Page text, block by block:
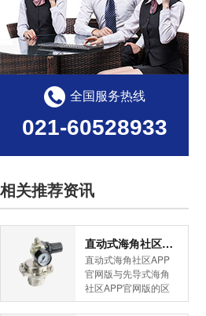
全国服务热线
021-60528933
相关推荐资讯
直动式海角社区APP官网版与先导式海角社区APP官网版的区别
直动式海角社区APP
官网版与先导式海角
社区APP官网版的区
别是什么？HJBA8海